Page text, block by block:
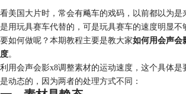
看美国大片时，常会有飚车的戏码，以前都以为是
是用玩具赛车代替的，可是玩具赛车的速度明显不
要如何做呢？本期教程主要是教大家如何用会声会
度。
利用会声会影x8调整素材的运动速度，这个具体是
是动态的，因为两者的处理方式不同：